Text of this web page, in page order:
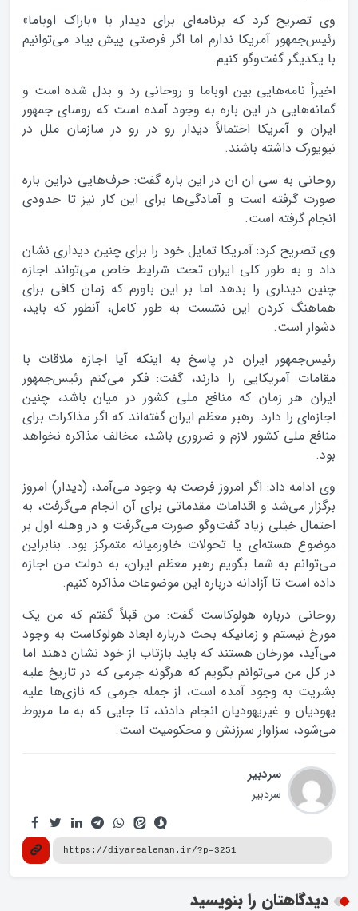
وی تصریح کرد که برنامه‌ای برای دیدار با «باراک اوباما»
رئیس‌جمهور آمریکا ندارم اما اگر فرصتی پیش بیاد می‌توانیم
با یکدیگر گفت‌وگو کنیم.
اخیراً نامه‌هایی بین اوباما و روحانی رد و بدل شده است و
گمانه‌هایی در این باره به وجود آمده است که روسای جمهور
ایران و آمریکا احتمالاً دیدار رو در رو در سازمان ملل در
نیویورک داشته باشند.
روحانی به سی ان ان در این باره گفت: حرف‌هایی دراین باره
صورت گرفته است و آمادگی‌ها برای این کار نیز تا حدودی
انجام گرفته است.
وی تصریح کرد: آمریکا تمایل خود را برای چنین دیداری نشان
داد و به طور کلی ایران تحت شرایط خاص می‌تواند اجازه
چنین دیداری را بدهد اما بر این باورم که زمان کافی برای
هماهنگ کردن این نشست به طور کامل، آنطور که باید،
دشوار است.
رئیس‌جمهور ایران در پاسخ به اینکه آیا اجازه ملاقات با
مقامات آمریکایی را دارند، گفت: فکر می‌کنم رئیس‌جمهور
ایران هر زمان که منافع ملی کشور در میان باشد، چنین
اجازه‌ای را دارد. رهبر معظم ایران گفته‌اند که اگر مذاکرات برای
منافع ملی کشور لازم و ضروری باشد، مخالف مذاکره نخواهد
بود.
وی ادامه داد: اگر امروز فرصت به وجود می‌آمد، (دیدار) امروز
برگزار می‌شد و اقدامات مقدماتی برای آن انجام می‌گرفت، به
احتمال خیلی زیاد گفت‌وگو صورت می‌گرفت و در وهله اول بر
موضوع هسته‌ای یا تحولات خاورمیانه متمرکز بود. بنابراین
می‌توانم به شما بگویم رهبر معظم ایران، به دولت من اجازه
داده است تا آزادانه درباره این موضوعات مذاکره کنیم.
روحانی درباره هولوکاست گفت: من قبلاً گفتم که من یک
مورخ نیستم و زمانیکه بحث درباره ابعاد هولوکاست به وجود
می‌آید، مورخان هستند که باید بازتاب از خود نشان دهند اما
در کل من می‌توانم بگویم که هرگونه جرمی که در تاریخ علیه
بشریت به وجود آمده است، از جمله جرمی که نازی‌ها علیه
یهودیان و غیریهودیان انجام دادند، تا جایی که به ما مربوط
می‌شود، سزاوار سرزنش و محکومیت است.
سردبیر
سردبیر
دیدگاهتان را بنویسید